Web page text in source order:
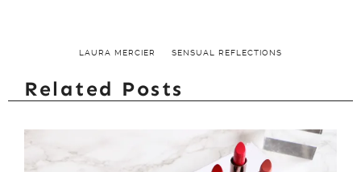
LAURA MERCIER SENSUAL REFLECTIONS
Related Posts